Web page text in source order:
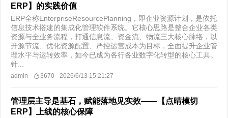
ERP】的实践价值
ERP全称EnterpriseResourcePlanning，即企业资源计划，是依托
信息技术搭建的集成化管理软件系统。它核心思路是整合企业各类
资源与全业务流程，打通信息流、资金流、物流三大核心脉络，以
开源节流、优化资源配置、严控运营成本为目标，全面提升企业管
理水平与运转效率，如今已成为各行各业数字化转型的核心工具。
针...
admin 3670 2026/6/13 15:21:27
管理层主导是基石，赋能落地见实效——【点晴模切
ERP】上线的核心保障